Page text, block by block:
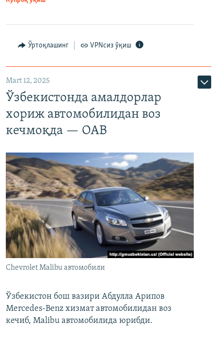
Ўртоқлашинг VPNсиз ўқиш
Mart 12, 2025
Ўзбекистонда амалдорлар
хориж автомобилидан воз
кечмоқда — ОАВ
Chevrolet Malibu автомобили
Ўзбекистон бош вазири Абдулла Арипов
Mercedes-Benz хизмат автомобилидан воз
кечиб, Malibu автомобилида юрибди.